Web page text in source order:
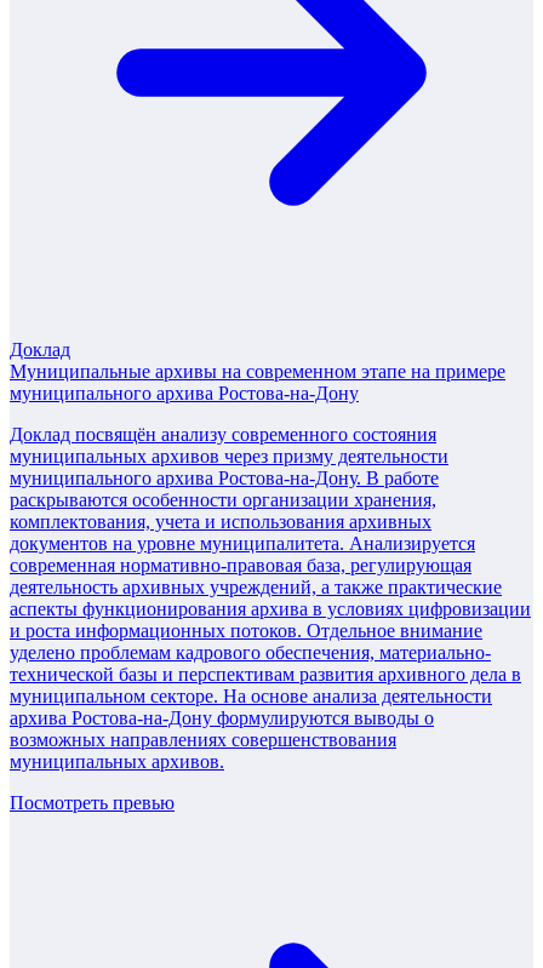
Доклад
Муниципальные архивы на современном этапе на примере
муниципального архива Ростова-на-Дону
Доклад посвящён анализу современного состояния
муниципальных архивов через призму деятельности
муниципального архива Ростова-на-Дону. В работе
раскрываются особенности организации хранения,
комплектования, учета и использования архивных
документов на уровне муниципалитета. Анализируется
современная нормативно-правовая база, регулирующая
деятельность архивных учреждений, а также практические
аспекты функционирования архива в условиях цифровизации
и роста информационных потоков. Отдельное внимание
уделено проблемам кадрового обеспечения, материально-
технической базы и перспективам развития архивного дела в
муниципальном секторе. На основе анализа деятельности
архива Ростова-на-Дону формулируются выводы о
возможных направлениях совершенствования
муниципальных архивов.
Посмотреть превью